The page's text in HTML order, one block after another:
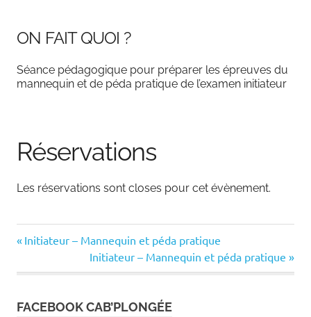
ON FAIT QUOI ?
Séance pédagogique pour préparer les épreuves du
mannequin et de péda pratique de l’examen initiateur
Réservations
Les réservations sont closes pour cet évènement.
Navigation
de
l’article
Previous
Initiateur – Mannequin et péda pratique
Next
Post:
Initiateur – Mannequin et péda pratique
FACEBOOK CAB’PLONGÉE